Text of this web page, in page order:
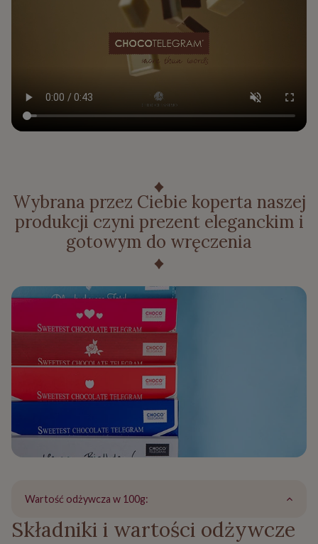
Wybrana przez Ciebie koperta naszej
produkcji czyni prezent eleganckim i
gotowym do wręczenia
Wartość odżywcza w 100g:
Składniki i wartości odżywcze